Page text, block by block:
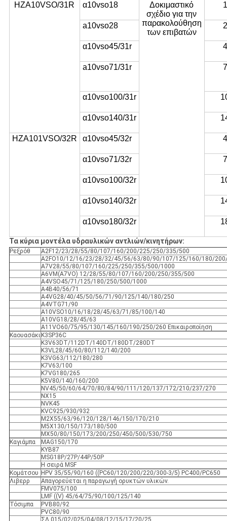
HZA10VSO/31R α10vso18
Δοκιμαστικό
σχέδιο για την
παρακολούθηση
των επιβατών
a10vso28
α10vso45/31r
a10vso71/31r
α10vso100/31r
α10vso140/31r
HZA101VSO/32R α10vso45/32r
α10vso71/32r
α10vso100/32r
α10vso140/32r
α10vso180/32r
Τα κύρια μοντέλα υδραυλικών αντλιών/κινητήρων:
Ρεξρόθ
Α2F12/23/28/55/80/107/160/200/225/250/335/500
Α2FO10/12/16/23/28/32/45/56/63/80/90/107/125/160/180/
Α7V28/55/80/107/160/225/250/355/500/1000
Α6VM(A7VO) 12/28/55/80/107/160/200/250/355/500
Α4VSO45/71/125/180/250/500/1000
Α4Β40/56/71
Α4VG28/40/45/50/56/71/90/125/140/180/250
A4VTG71/90
Α10VSO10/16/18/28/45/63/71/85/100/140
Α10VG18/28/45/63
A11VO60/75/95/130/145/160/190/250/260 Επικαιροποίηση
Καουασάκι K3SP36C
Κ3V63DT/112DT/140DT/180DT/280DT
K3VL28/45/60/80/112/140/200
K3VG63/112/180/280
K7V63/100
K7VG180/265
K5V80/140/160/200
NV45/50/60/64/70/80/84/90/111/120/137/172/210/237/270
NX15
NVK45
KVC925/930/932
M2X55/63/96/120/128/146/150/170/210
M5X130/150/173/180/500
MX50/80/150/173/200/250/450/500/530/750
Καγιάμπα
MAG150/170
KYB87
MSG18P/27P/44P/50P
Η σειρά MSF
Κομάτσου HPV 35/55/90/160 ((PC60/120/200/220/300-3/5) PC400/PC650
Λιβερρ
Απαγορεύεται η παραγωγή ορυκτών υλικών.
FMV075/100
LMF ((V) 45/64/75/90/100/125/140
Τόσιμπα
PVB80/92
PVC80/90